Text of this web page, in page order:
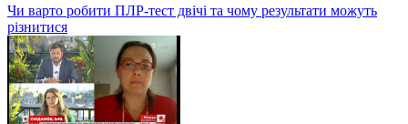
Чи варто робити ПЛР-тест двічі та чому результати можуть
різнитися